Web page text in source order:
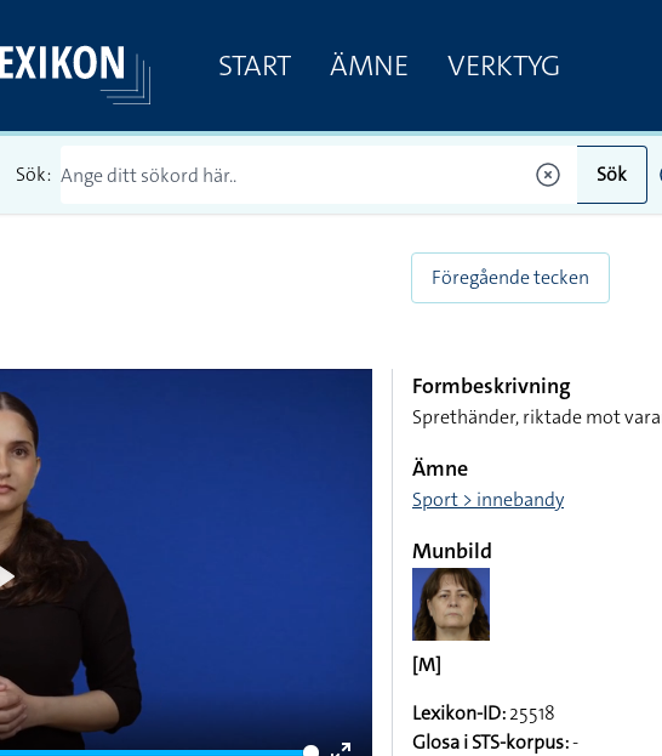
START ÄMNE VERKTYG
Sök: Sök
Föregående tecken
Play
Formbeskrivning
Sprethänder, riktade mot
Ämne
Sport > innebandy
Munbild
[M]
Lexikon-ID:25518
Glosa i STS-korpus:-